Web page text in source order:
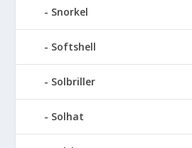
Snorkel
Softshell
Solbriller
Solhat